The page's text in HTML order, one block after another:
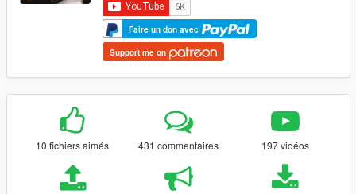
Faire un don avec
Support me on
10 fichiers aimés 431 commentaires 197 vidéos